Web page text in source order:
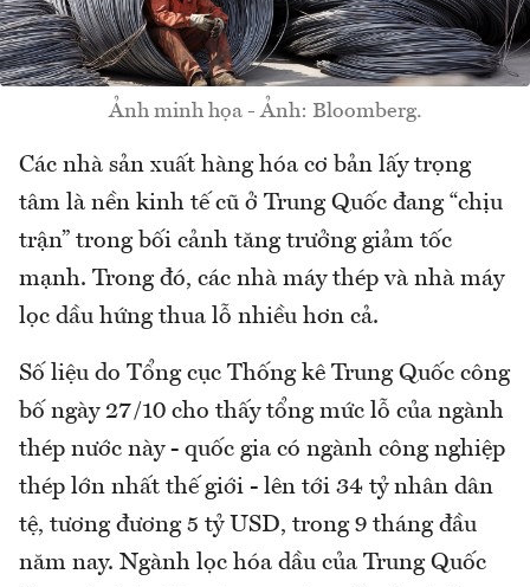
Ảnh minh họa - Ảnh: Bloomberg.
Các nhà sản xuất hàng hóa cơ bản lấy trọng
tâm là nền kinh tế cũ ở Trung Quốc đang “chịu
trận” trong bối cảnh tăng trưởng giảm tốc
mạnh. Trong đó, các nhà máy thép và nhà máy
lọc dầu hứng thua lỗ nhiều hơn cả.
Số liệu do Tổng cục Thống kê Trung Quốc công
bố ngày 27/10 cho thấy tổng mức lỗ của ngành
thép nước này - quốc gia có ngành công nghiệp
thép lớn nhất thế giới - lên tới 34 tỷ nhân dân
tệ, tương đương 5 tỷ USD, trong 9 tháng đầu
năm nay. Ngành lọc hóa dầu của Trung Quốc